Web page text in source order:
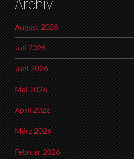
Archiv
August 2026
Juli 2026
Juni 2026
Mai 2026
April 2026
März 2026
Februar 2026